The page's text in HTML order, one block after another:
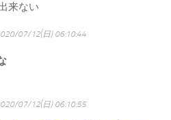
来ない
07/12(日) 06:10:44
07/12(日) 06:10:55